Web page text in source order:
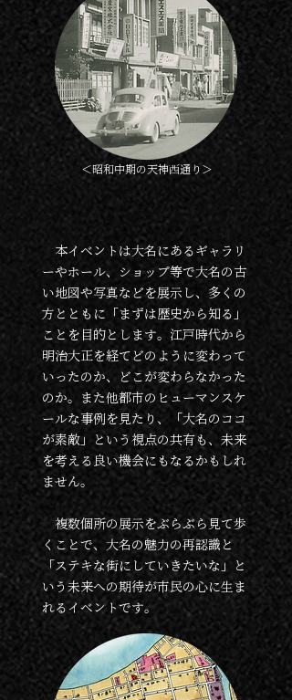
＜昭和中期の天神西通り＞
本イベントは大名にあるギャラリ
ーやホール、ショップ等で大名の古
い地図や写真などを展示し、 多くの
方とともに「まずは歴史から知る」
ことを目的とします。江戸時代から
明治大正を経てどのように変わって
いったのか、どこが変わらなかった
のか。また他都市のヒューマンスケ
ールな事例を見たり、「大名のココ
が素敵」という視点の共有も、未来
を考える良い機会にもなるかもしれ
ません。
複数個所の展示をぶらぶら見て歩
くことで、大名の魅力の再認識と
「ステキな街にしていきたいな」と
いう未来への期待が市民の心に生ま
れるイベントです。